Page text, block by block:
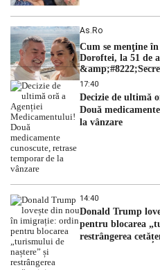
As.ro
Cum se menţine
Doroftei, la 51 de
dezvăluit
17:40
Decizie de ultimă
Două
la vânzare
14:40
Donald Trump
pentru blocarea
restrângerea